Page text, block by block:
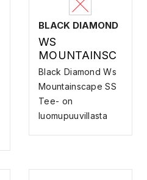
BLACK DIAMOND
WS
MOUNTAINSC
APE SS TEE –
T-PAITA
Black Diamond Ws
Mountainscape SS
Tee- on
luomupuuvillasta